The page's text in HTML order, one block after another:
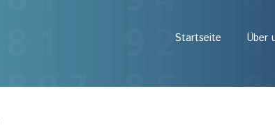
Startseite Über